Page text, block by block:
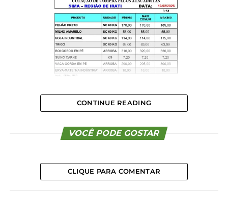
CONTINUE READING
VOCÊ PODE GOSTAR
CLIQUE PARA COMENTAR